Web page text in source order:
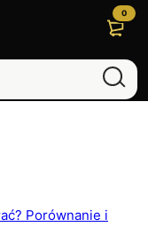
Porównanie i
0